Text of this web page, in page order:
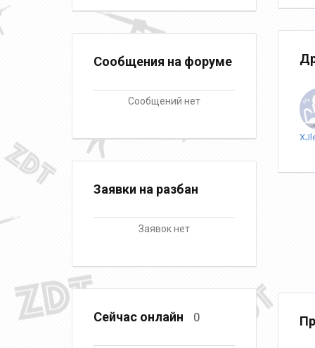
Сообщения на форуме
Сообщений нет
Заявки на разбан
Заявок нет
Сейчас онлайн 0